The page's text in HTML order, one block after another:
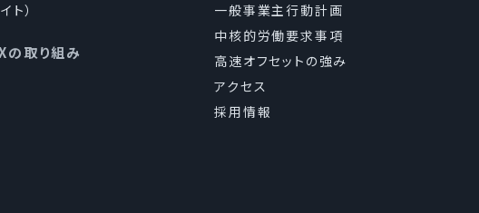
ト）
の取り組み
一般事業主行動計画
中核的労働要求事項
高速オフセットの強み
アクセス
採用情報